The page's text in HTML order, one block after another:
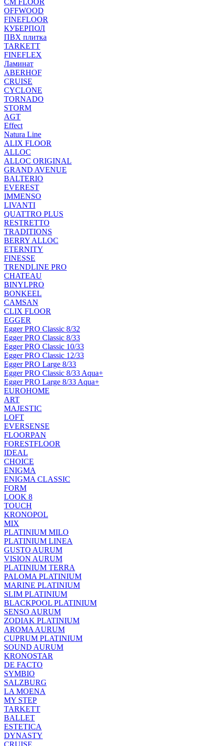
CM FLOOR
OFFWOOD
FINEFLOOR
КУБЕРПОЛ
ПВХ плитка
TARKETT
FINEFLEX
Ламинат
ABERHOF
CRUISE
CYCLONE
TORNADO
STORM
AGT
Effect
Natura Line
ALIX FLOOR
ALLOC
ALLOC ORIGINAL
GRAND AVENUE
BALTERIO
EVEREST
IMMENSO
LIVANTI
QUATTRO PLUS
RESTRETTO
TRADITIONS
BERRY ALLOC
ETERNITY
FINESSE
TRENDLINE PRO
CHATEAU
BINYLPRO
BONKEEL
CAMSAN
CLIX FLOOR
EGGER
Egger PRO Classic 8/32
Egger PRO Classic 8/33
Egger PRO Classic 10/33
Egger PRO Classic 12/33
Egger PRO Large 8/33
Egger PRO Classic 8/33 Aqua+
Egger PRO Large 8/33 Aqua+
EUROHOME
ART
MAJESTIC
LOFT
EVERSENSE
FLOORPAN
FORESTFLOOR
IDEAL
CHOICE
ENIGMA
ENIGMA CLASSIC
FORM
LOOK 8
TOUCH
KRONOPOL
MIX
PLATINIUM MILO
PLATINIUM LINEA
GUSTO AURUM
VISION AURUM
PLATINIUM TERRA
PALOMA PLATINIUM
MARINE PLATINIUM
SLIM PLATINIUM
BLACKPOOL PLATINIUM
SENSO AURUM
ZODIAK PLATINIUM
AROMA AURUM
CUPRUM PLATINIUM
SOUND AURUM
KRONOSTAR
DE FACTO
SYMBIO
SALZBURG
LA MOENA
MY STEP
TARKETT
BALLET
ESTETICA
DYNASTY
CRUISE